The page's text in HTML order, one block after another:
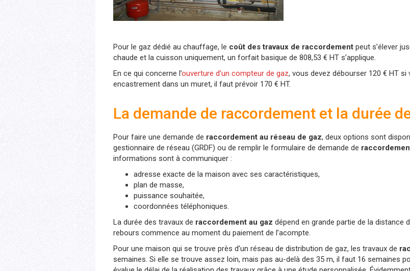
Pour le gaz dédié au chauffage, le coût des travaux de raccordement peut s’élever
chaude et la cuisson uniquement, un forfait basique de 808,53 € HT s’applique.
En ce qui concerne l’ouverture d’un compteur de gaz, vous devez débourser 120 € HT
encastrement dans un muret, il faut prévoir 170 € HT.
La demande de raccordement et la durée
Pour faire une demande de raccordement au réseau de gaz, deux options sont
gestionnaire de réseau (GRDF) ou de remplir le formulaire de demande de
informations sont à communiquer :
adresse exacte de la maison avec ses caractéristiques,
plan de masse,
puissance souhaitée,
coordonnées téléphoniques.
La durée des travaux de raccordement au gaz dépend en grande partie de la distance
rebours commence au moment du paiement de l’acompte.
Pour une maison qui se trouve près d’un réseau de distribution de gaz, les travaux de
semaines. Si elle se trouve assez loin, mais pas au-delà des 35 m, il faut 16 semaines